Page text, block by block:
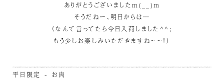
ありがとうございましたm(__)m
そうだねー、明日からは…
（なんて言ってたら今日入荷しました^^;
もう少しお楽しみいただきますね～～！）
平日限定 - お肉